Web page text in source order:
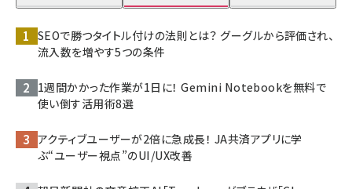
SEOで勝つタイトル付けの法則とは？ グーグルから評価され、
流入数を増やす5つの条件
1週間かかった作業が1日に！ Gemini Notebookを無料で
使い倒す活用術8選
アクティブユーザーが2倍に急成長！ JA共済アプリに学
ぶ“ユーザー視点”のUI/UX改善